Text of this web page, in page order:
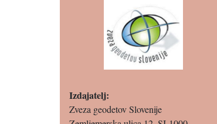
Izdajatelj:
Zveza geodetov Slovenije